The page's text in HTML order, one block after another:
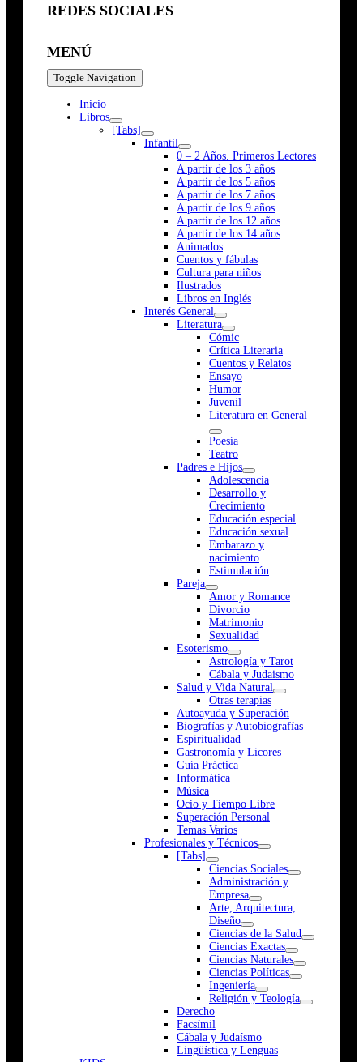
REDES SOCIALES
MENÚ
Toggle Navigation
Inicio
Libros
[Tabs]
Infantil
0 – 2 Años. Primeros Lectores
A partir de los 3 años
A partir de los 5 años
A partir de los 7 años
A partir de los 9 años
A partir de los 12 años
A partir de los 14 años
Animados
Cuentos y fábulas
Cultura para niños
Ilustrados
Libros en Inglés
Interés General
Literatura
Cómic
Crítica Literaria
Cuentos y Relatos
Ensayo
Humor
Juvenil
Literatura en General
Poesía
Teatro
Padres e Hijos
Adolescencia
Desarrollo y
Crecimiento
Educación especial
Educación sexual
Embarazo y
nacimiento
Estimulación
Pareja
Amor y Romance
Divorcio
Matrimonio
Sexualidad
Esoterismo
Astrología y Tarot
Cábala y Judaismo
Salud y Vida Natural
Otras terapias
Autoayuda y Superación
Biografías y Autobiografías
Espiritualidad
Gastronomía y Licores
Guía Práctica
Informática
Música
Ocio y Tiempo Libre
Superación Personal
Temas Varios
Profesionales y Técnicos
[Tabs]
Ciencias Sociales
Administración y
Empresa
Arte, Arquitectura,
Diseño
Ciencias de la Salud
Ciencias Exactas
Ciencias Naturales
Ciencias Políticas
Ingeniería
Religión y Teología
Derecho
Facsímil
Cábala y Judaísmo
Lingüística y Lenguas